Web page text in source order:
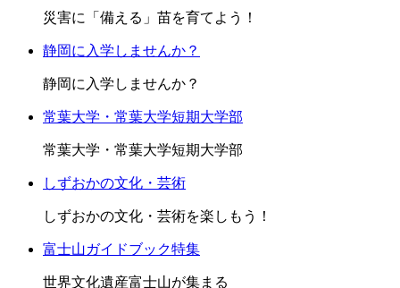
災害に「備える」苗を育てよう！
静岡に入学しませんか？
静岡に入学しませんか？
常葉大学・常葉大学短期大学部
常葉大学・常葉大学短期大学部
しずおかの文化・芸術
しずおかの文化・芸術を楽しもう！
富士山ガイドブック特集
世界文化遺産富士山が集まる